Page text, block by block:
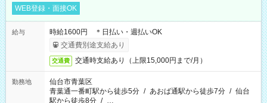
WEB登録・面接OK
給与
時給1600円 ＊日払い・週払いOK
交通費別途支給あり
交通費 交通時支給あり（上限15,000円まで/月）
勤務地
仙台市青葉区
青葉通一番町駅から徒歩5分 / あおば通駅から徒歩7分 / 仙台
駅から徒歩8分 / …